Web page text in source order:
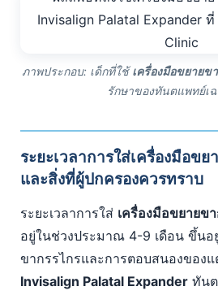
ภาพประกอบ: เด็กที่ใช้เครื่องมือขยายข
รักษาของทันตแพทย์เ
ระยะเวลาการใส่เครื่องมือขย
และสิ่งที่ผู้ปกครองควรทราบ
ระยะเวลาการใส่ เครื่องมือขยายข
อยู่ในช่วงประมาณ 4-9 เดือน ขึ้น
ขากรรไกรและการตอบสนองของ
Invisalign Palatal Expander ทัน